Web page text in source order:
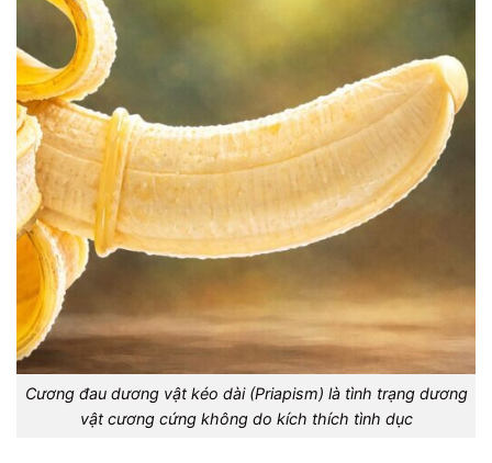
Cương đau dương vật kéo dài (Priapism) là tình trạng dương
vật cương cứng không do kích thích tình dục